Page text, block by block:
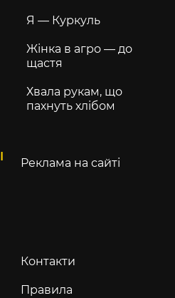
Я — Куркуль
Жінка в агро — до
щастя
Хвала рукам, що
пахнуть хлібом
Реклама на сайті
Контакти
Правила